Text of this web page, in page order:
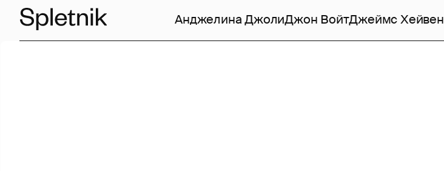
Анджелина ДжолиДжон ВойтДжеймс Хейвен